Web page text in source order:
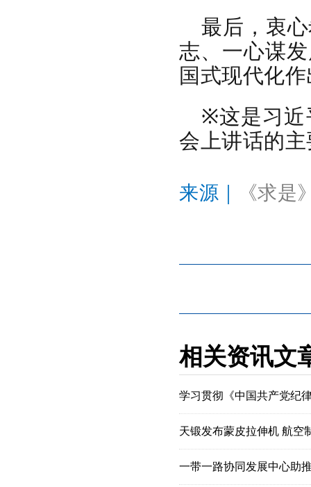
最后，衷
志、一心谋
国式现代化
※这是习近
会上讲话的
来源｜ 《求是
相关资讯文
学习贯彻《中国共产党纪
天锻发布蒙皮拉伸机 航空
一带一路协同发展中心助